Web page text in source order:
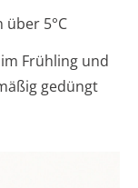
über 5°C
Frühling und
gedüngt